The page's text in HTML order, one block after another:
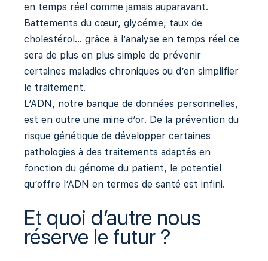
en temps réel comme jamais auparavant.
Battements du cœur, glycémie, taux de
cholestérol… grâce à l’analyse en temps réel ce
sera de plus en plus simple de prévenir
certaines maladies chroniques ou d’en simplifier
le traitement.
L’ADN, notre banque de données personnelles,
est en outre une mine d’or. De la prévention du
risque génétique de développer certaines
pathologies à des traitements adaptés en
fonction du génome du patient, le potentiel
qu’offre l’ADN en termes de santé est infini.
Et quoi d’autre nous
réserve le futur ?